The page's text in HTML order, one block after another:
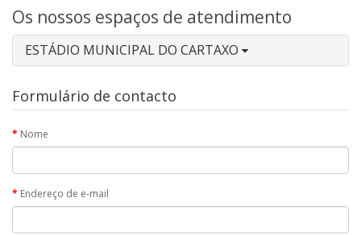
Os nossos espaços de atendimento
ESTÁDIO MUNICIPAL DO CARTAXO
Formulário de contacto
Nome
Endereço de e-mail